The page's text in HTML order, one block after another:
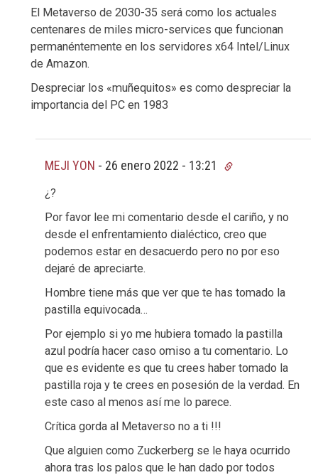
El Metaverso de 2030-35 será como los actuales
centenares de miles micro-services que funcionan
permanéntemente en los servidores x64 Intel/Linux
de Amazon.
Despreciar los «muñequitos» es como despreciar la
importancia del PC en 1983
MEJI YON - 26 enero 2022 - 13:21
¿?
Por favor lee mi comentario desde el cariño, y no
desde el enfrentamiento dialéctico, creo que
podemos estar en desacuerdo pero no por eso
dejaré de apreciarte.
Hombre tiene más que ver que te has tomado la
pastilla equivocada…
Por ejemplo si yo me hubiera tomado la pastilla
azul podría hacer caso omiso a tu comentario. Lo
que es evidente es que tu crees haber tomado la
pastilla roja y te crees en posesión de la verdad. En
este caso al menos así me lo parece.
Crítica gorda al Metaverso no a ti !!!
Que alguien como Zuckerberg se le haya ocurrido
ahora tras los palos que le han dado por todos